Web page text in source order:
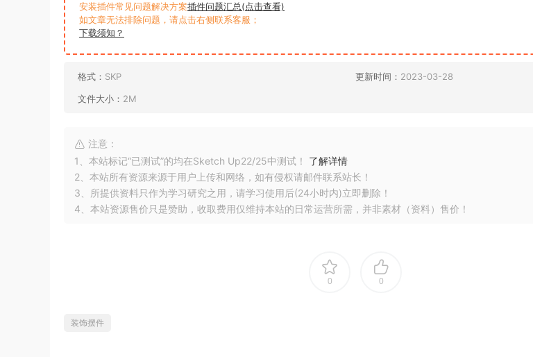
安装插件常见问题解决方案插件问题汇总(点击查看)
如文章无法排除问题，请点击右侧联系客服；
下载须知？
格式： SKP 更新时间： 2023-03-28
文件大小： 2M
注意：
1、本站标记“已测试”的均在Sketch Up22/25中测试！ 了解详情
2、本站所有资源来源于用户上传和网络，如有侵权请邮件联系站长！
3、所提供资料只作为学习研究之用，请学习使用后(24小时内)立即删除！
4、本站资源售价只是赞助，收取费用仅维持本站的日常运营所需，并非素材（资料）售价！
0 0
装饰摆件